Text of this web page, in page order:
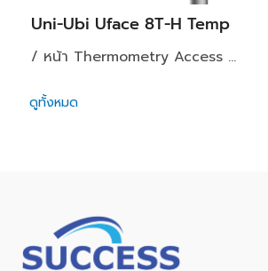
Uni-Ubi Uface 8T-H Temp
/ หน้า Thermometry Access ...
ดูทั้งหมด